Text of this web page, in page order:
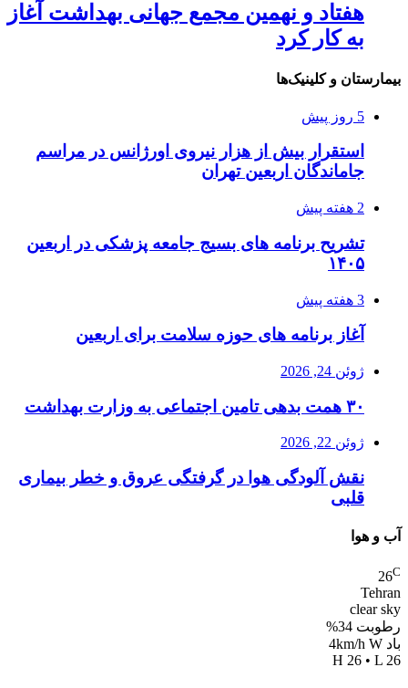
هفتاد و نهمین مجمع جهانی بهداشت آغاز
به کار کرد
بیمارستان و کلینیک‌ها
5 روز پیش
استقرار بیش از هزار نیروی اورژانس در مراسم
جاماندگان اربعین تهران
2 هفته پیش
تشریح برنامه های بسیج جامعه پزشکی در اربعین
۱۴۰۵
3 هفته پیش
آغاز برنامه های حوزه سلامت برای اربعین
ژوئن 24, 2026
۳۰ همت بدهی تامین اجتماعی به وزارت بهداشت
ژوئن 22, 2026
نقش آلودگی هوا در گرفتگی عروق و خطر بیماری
قلبی
آب و هوا
26C
Tehran
clear sky
رطوبت 34%
باد 4km/h W
H 26 • L 26